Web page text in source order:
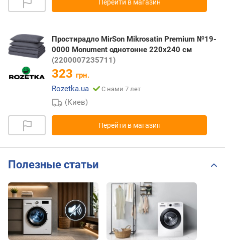
Перейти в магазин
Простирадло MirSon Mikrosatin Premium №19-
0000 Monument однотонне 220x240 см
(2200007235711)
323 грн.
Rozetka.ua
С нами 7 лет
(Киев)
Перейти в магазин
Полезные статьи